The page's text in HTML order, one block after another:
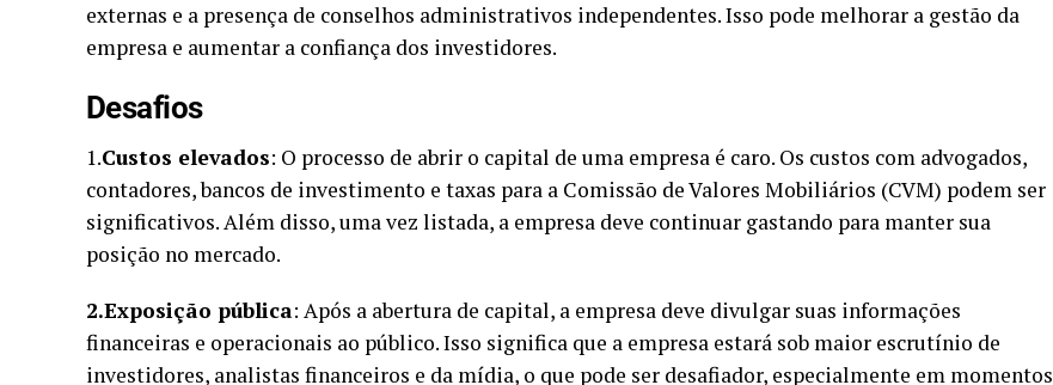
externas e a presença de conselhos administrativos independentes. Isso pode melhorar a gestão da
empresa e aumentar a confiança dos investidores.
Desafios
1.Custos elevados: O processo de abrir o capital de uma empresa é caro. Os custos com advogados,
contadores, bancos de investimento e taxas para a Comissão de Valores Mobiliários (CVM) podem ser
significativos. Além disso, uma vez listada, a empresa deve continuar gastando para manter sua
posição no mercado.
2.Exposição pública: Após a abertura de capital, a empresa deve divulgar suas informações
financeiras e operacionais ao público. Isso significa que a empresa estará sob maior escrutínio de
investidores, analistas financeiros e da mídia, o que pode ser desafiador, especialmente em momentos